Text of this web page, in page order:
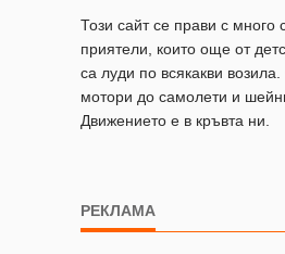
Този сайт се прави с много
приятели, които още от
са луди по всякакви
мотори до самолети и
Движението е в кръвта ни.
РЕКЛАМА